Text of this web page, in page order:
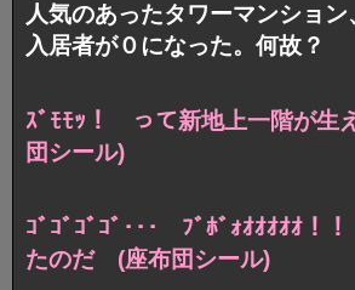
人気のあったタワーマンショ
入居者が０になった。何故？
ｽﾞﾓﾓｯ！ って新地上一階が生
団シール)
ｺﾞｺﾞｺﾞｺﾞ･･･ ﾌﾞﾎﾞｫｵｵｵｵｵ
たのだ (座布団シール)